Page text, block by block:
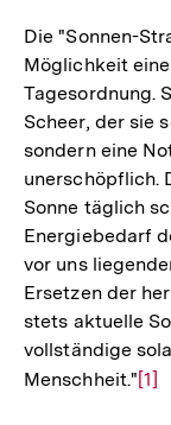
Die "Sonnen-
Möglichkeit
Tagesordnung.
Scheer, der sie
sondern eine
unerschöpflich.
Sonne täglich
Energiebedarf
vor uns
Ersetzen der
stets aktuelle
vollständige
Menschheit."Zur
[1]